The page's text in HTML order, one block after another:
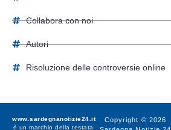
Collabora con noi
Autori
Risoluzione delle controversie online
Copyright © 2026
www.sardegnanotizie24.it
è un marchio della testata